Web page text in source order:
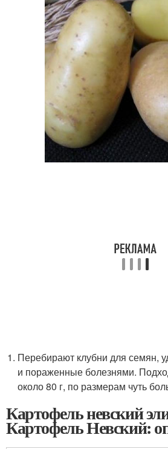
Перебирают клубни для семян,
и пораженные болезнями.
около 80 г, по размерам чуть
Картофель невский
Картофель Невский: